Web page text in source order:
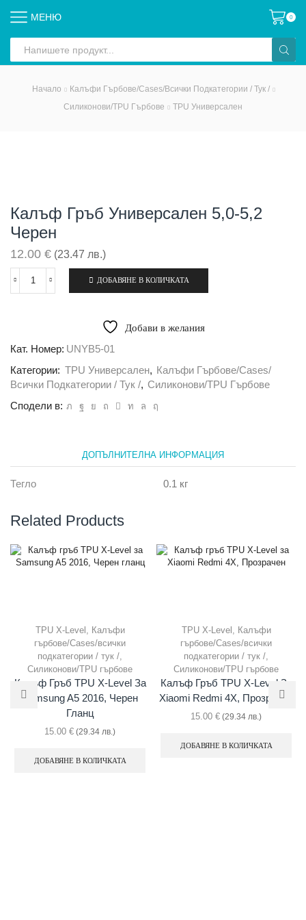
МЕНЮ 0
input
Начало
Калъфи Гърбове/Cases/всички Подкатегории / Тук /
Силиконови/TPU Гърбове
TPU Универсален
Калъф Гръб Универсален 5,0-5,2
Черен
12.00 € (23.47 лв.)
количество
5,0-
черен
ДОБАВЯНЕ В КОЛИЧКАТА
Добави в желания
Кат. Номер: UNYB5-01
Категории: TPU Универсален, Калъфи Гърбове/Cases/
Всички Подкатегории / Тук /, Силиконови/TPU Гърбове
Сподели в:
ДОПЪЛНИТЕЛНА ИНФОРМАЦИЯ
Тегло 0.1 кг
Related Products
TPU X-Level
Калъфи
гърбове/Cases/всички
подкатегории / тук /
Силиконови/TPU гърбове
Калъф Гръб TPU X-Level За
Samsung A5 2016, Черен
Гланц
15.00 € (29.34 лв.)
ДОБАВЯНЕ В КОЛИЧКАТА
TPU X-Level
Калъфи
гърбове/Cases/всички
подкатегории / тук /
Силиконови/TPU гърбове
Калъф Гръб TPU X-Level За
Xiaomi Redmi 4X, Прозрачен
15.00 € (29.34 лв.)
ДОБАВЯНЕ В КОЛИЧКАТА